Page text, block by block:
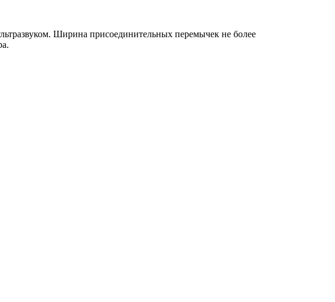
Ширина присоединительных перемычек не более